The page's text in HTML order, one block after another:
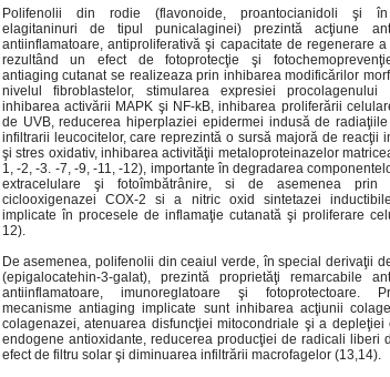
Polifenolii din rodie (flavonoide, proantocianidoli şi
elagitaninuri de tipul punicalaginei) prezintă acţiune
antiinflamatoare, antiproliferativă şi capacitate de regenerare a
rezultând un efect de fotoprotecţie şi
antiaging cutanat se realizeaza prin inhibarea modificărilor
nivelul fibroblastelor, stimularea expresiei
inhibarea activării MAPK şi NF-kB, inhibarea proliferării
de UVB, reducerea hiperplaziei epidermei indusă de
infiltrarii leucocitelor, care reprezintă o sursă majoră de reacţii
şi stres oxidativ, inhibarea activităţii metaloproteinazelor
1, -2, -3. -7, -9, -11, -12), importante în degradarea
extracelulare şi fotoîmbătrânire, si de asemenea prin
ciclooxigenazei COX-2 si a nitric oxid sintetazei
implicate în procesele de inflamaţie cutanată şi proliferare
12).
De asemenea, polifenolii din ceaiul verde, în special derivaţii
(epigalocatehin-3-galat), prezintă proprietăţi remarcabile
antiinflamatoare, imunoreglatoare şi fotoprotectoare.
mecanisme antiaging implicate sunt inhibarea acţiunii
colagenazei, atenuarea disfuncţiei mitocondriale şi a depleţiei
endogene antioxidante, reducerea producţiei de radicali liberi
efect de filtru solar şi diminuarea infiltrării macrofagelor (13,14).